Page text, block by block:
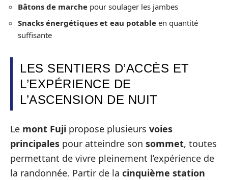
Bâtons de marche pour soulager les jambes
Snacks énergétiques et eau potable en quantité
suffisante
LES SENTIERS D’ACCÈS ET
L’EXPÉRIENCE DE
L’ASCENSION DE NUIT
Le mont Fuji propose plusieurs voies
principales pour atteindre son sommet, toutes
permettant de vivre pleinement l’expérience de
la randonnée. Partir de la cinquième station